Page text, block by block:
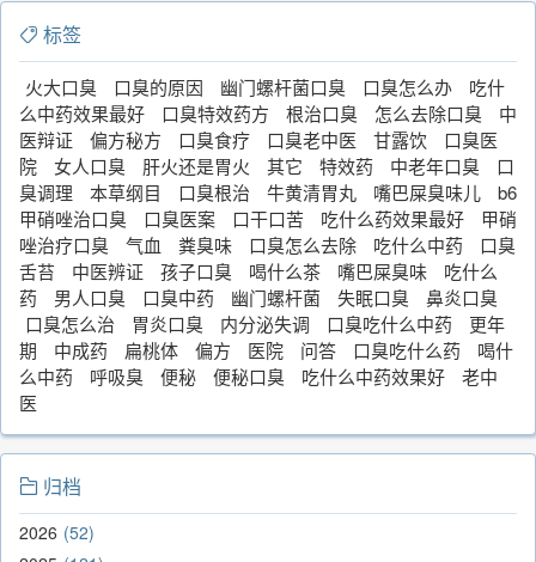
标签
火大口臭 口臭的原因 幽门螺杆菌口臭 口臭怎么办
吃什
么中药效果最好
口臭特效药方 根治口臭 怎么去除口臭
中
医辩证
偏方秘方 口臭食疗 口臭老中医 甘露饮
口臭医
院
女人口臭 肝火还是胃火 其它 特效药 中老年口臭
口
臭调理
本草纲目 口臭根治 牛黄清胃丸 嘴巴屎臭味儿
b6
甲硝唑治口臭
口臭医案 口干口苦 吃什么药效果最好
甲硝
唑治疗口臭
气血 粪臭味 口臭怎么去除 吃什么中药
口臭
舌苔
中医辨证 孩子口臭 喝什么茶 嘴巴屎臭味
吃什么
药
男人口臭 口臭中药 幽门螺杆菌 失眠口臭
鼻炎口臭
口臭怎么治
胃炎口臭 内分泌失调 口臭吃什么中药
更年
期
中成药 扁桃体 偏方 医院 问答 口臭吃什么药
喝什
么中药
呼吸臭 便秘 便秘口臭 吃什么中药效果好
老中
医
归档
2026 52